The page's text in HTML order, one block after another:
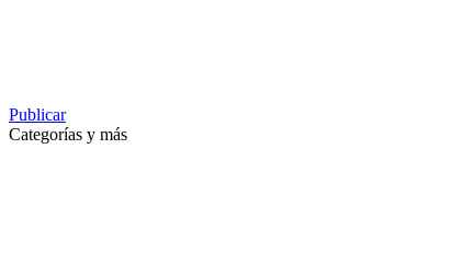
Publicar
Categorías y más